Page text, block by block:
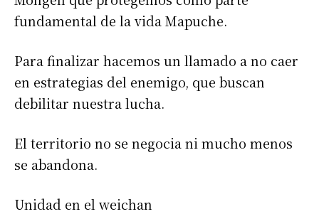
fundamental de la vida Mapuche.
Para finalizar hacemos un llamado a no caer
en estrategias del enemigo, que buscan
debilitar nuestra lucha.
El territorio no se negocia ni mucho menos
se abandona.
Unidad en el weichan